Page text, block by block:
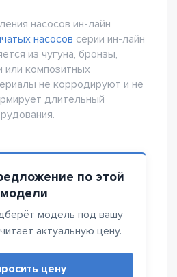
насосов ин-лайн
насосов серии ин-лайн
из чугуна, бронзы,
композитных
не корродируют и не
длительный
по этой
модели
модель под вашу
актуальную цену.
цену